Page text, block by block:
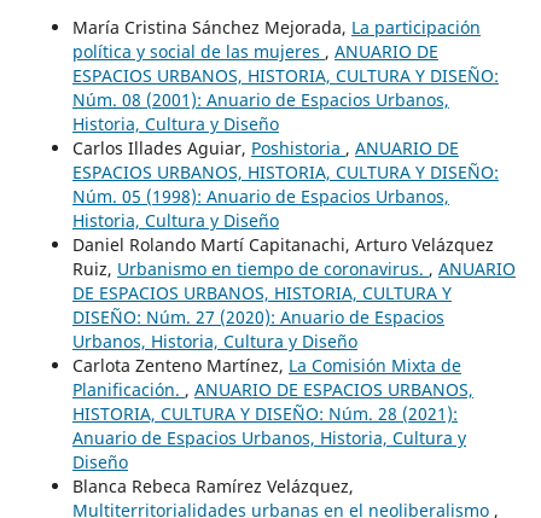
María Cristina Sánchez Mejorada, La participación
política y social de las mujeres , ANUARIO DE
ESPACIOS URBANOS, HISTORIA, CULTURA Y DISEÑO:
Núm. 08 (2001): Anuario de Espacios Urbanos,
Historia, Cultura y Diseño
Carlos Illades Aguiar, Poshistoria , ANUARIO DE
ESPACIOS URBANOS, HISTORIA, CULTURA Y DISEÑO:
Núm. 05 (1998): Anuario de Espacios Urbanos,
Historia, Cultura y Diseño
Daniel Rolando Martí Capitanachi, Arturo Velázquez
Ruiz, Urbanismo en tiempo de coronavirus. , ANUARIO
DE ESPACIOS URBANOS, HISTORIA, CULTURA Y
DISEÑO: Núm. 27 (2020): Anuario de Espacios
Urbanos, Historia, Cultura y Diseño
Carlota Zenteno Martínez, La Comisión Mixta de
Planificación. , ANUARIO DE ESPACIOS URBANOS,
HISTORIA, CULTURA Y DISEÑO: Núm. 28 (2021):
Anuario de Espacios Urbanos, Historia, Cultura y
Diseño
Blanca Rebeca Ramírez Velázquez,
Multiterritorialidades urbanas en el neoliberalismo ,